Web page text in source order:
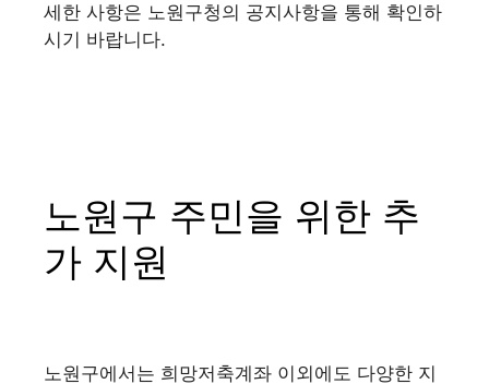
세한 사항은 노원구청의 공지사항을 통해 확인하
시기 바랍니다.
노원구 주민을 위한 추
가 지원
노원구에서는 희망저축계좌 이외에도 다양한 지